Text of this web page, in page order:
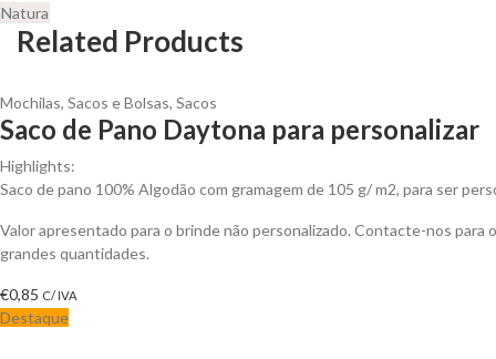
Natura
Related Products
Mochilas, Sacos e Bolsas, Sacos
Saco de Pano Daytona para personalizar
Highlights:
Saco de pano 100% Algodão com gramagem de 105 g/ m2, para ser
Valor apresentado para o brinde não personalizado. Contacte-nos para
grandes quantidades.
€0,85 C/ IVA
Destaque